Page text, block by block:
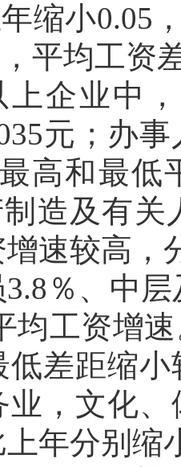
缩小0.05
平均工资
上企业中
元；办
高和最
制造及有
增速较高，
％、中
均工资增
低差距缩
业，文化
年分别缩